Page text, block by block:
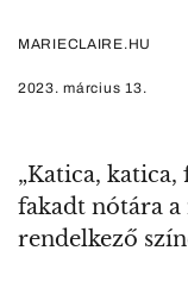
MARIECLAIRE.HU
2023. március 13.
„Katica, katica,
fakadt nótára
rendelkező